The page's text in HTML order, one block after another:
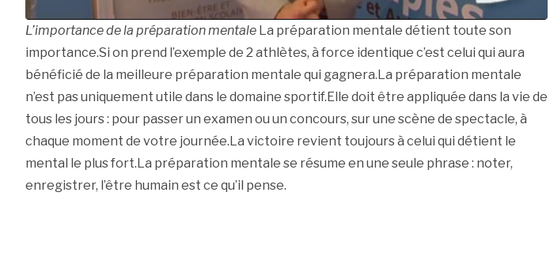
L’importance de la préparation mentaleLa préparation mentale détient toute son
importance.Si on prend l’exemple de 2 athlètes, à force identique c’est celui qui aura
bénéficié de la meilleure préparation mentale qui gagnera.La préparation mentale
n’est pas uniquement utile dans le domaine sportif.Elle doit être appliquée dans la vie de
tous les jours : pour passer un examen ou un concours, sur une scène de spectacle, à
chaque moment de votre journée.La victoire revient toujours à celui qui détient le
mental le plus fort.La préparation mentale se résume en une seule phrase : noter,
enregistrer, l’être humain est ce qu’il pense.